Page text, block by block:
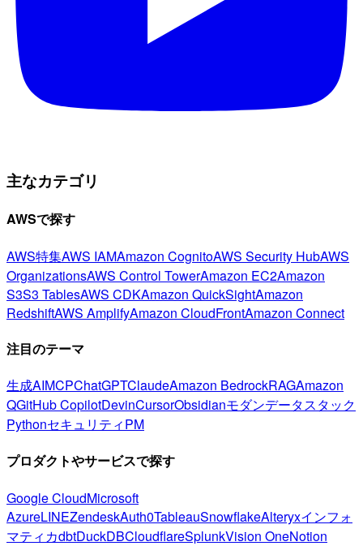
主なカテゴリ
AWSで探す
AWS特集AWS IAMAmazon CognitoAWS Security HubAWS
OrganizationsAWS Control TowerAmazon EC2Amazon
S3S3 TablesAWS CDKAmazon QuickSightAmazon
RedshiftAWS AmplifyAmazon CloudFrontAmazon Connect
注目のテーマ
生成AIMCPChatGPTClaudeAmazon BedrockRAGAmazon
QGitHub CopilotDevinCursorObsidianモダンデータスタック
PythonセキュリティPM
プロダクトやサービスで探す
Google CloudMicrosoft
AzureLINEZendeskAuth0TableauSnowflakeAlteryxインフォ
マティカdbtDuckDBCloudflareSplunkVision OneNotion